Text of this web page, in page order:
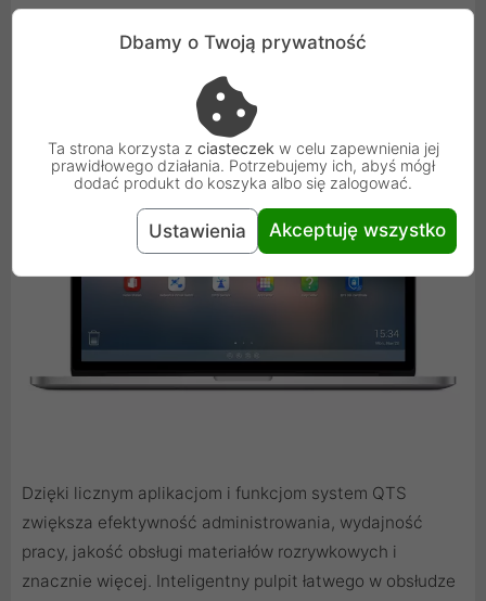
QTS: inteligentny system operacyjny
Dzięki licznym aplikacjom i funkcjom system QTS
zwiększa efektywność administrowania, wydajność
pracy, jakość obsługi materiałów rozrywkowych i
znacznie więcej. Inteligentny pulpit łatwego w obsłudze
Dbamy o Twoją prywatność
Ta strona korzysta z ciasteczekw celu zapewnienia jej
prawidłowego działania. Potrzebujemy ich, abyś mógł
dodać produkt do koszyka albo się zalogować.
Ustawienia Akceptuję wszystko